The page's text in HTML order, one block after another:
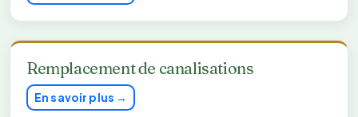
Remplacement de canalisations
En savoir plus →